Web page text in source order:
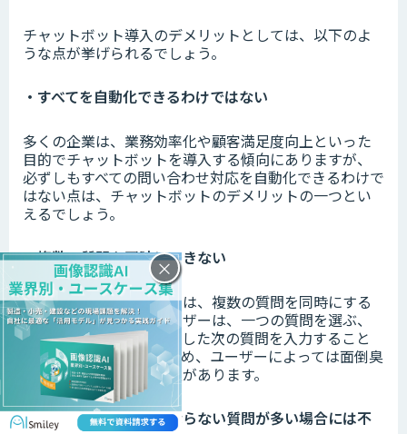
チャットボット導入のデメリットとしては、以下のよ
うな点が挙げられるでしょう。
・すべてを自動化できるわけではない
多くの企業は、業務効率化や顧客満足度向上といった
目的でチャットボットを導入する傾向にありますが、
必ずしもすべての問い合わせ対応を自動化できるわけで
はない点は、チャットボットのデメリットの一つとい
えるでしょう。
・複数の質問を同時にできない
基本的にチャットボットは、複数の質問を同時にする
ことはできません。ユーザーは、一つの質問を選ぶ、
入力するなどして、解決した次の質問を入力すること
になるわけです。そのため、ユーザーによっては面倒臭
さを感じてしまう可能性があります。
・個別対応しなければならない質問が多い場合には不
×